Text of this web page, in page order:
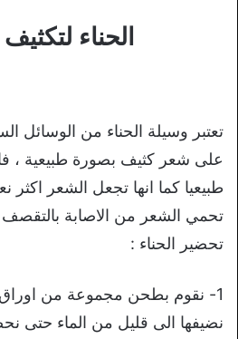
الحناء
تعتبر وسيلة الحناء من الوسائل
على شعر كثيف بصورة طبيعية ،
طبيعيا كما انها تجعل الشعر اكثر
تحمي الشعر من الاصابة
تحضير الحناء :
1- نقوم بطحن مجموعة من اوراق
نضيفها الى قليل من الماء حتى